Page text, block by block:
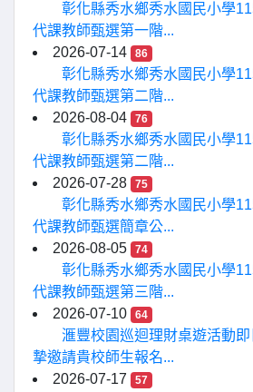
彰化縣秀水鄉秀水國民小學
代課教師甄選第一階...
2026-07-14
86
彰化縣秀水鄉秀水國民小學
代課教師甄選第二階...
2026-08-04
76
彰化縣秀水鄉秀水國民小學
代課教師甄選第二階...
2026-07-28
75
彰化縣秀水鄉秀水國民小學
代課教師甄選簡章公...
2026-08-05
74
彰化縣秀水鄉秀水國民小學
代課教師甄選第三階...
2026-07-10
64
滙豐校園巡迴理財桌遊活動
摯邀請貴校師生報名...
2026-07-17
57